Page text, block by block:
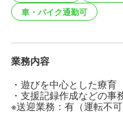
車・バイク通勤可
業務内容
・遊びを中心とした療育
・支援記録作成などの事
※送迎業務：有（運転不可